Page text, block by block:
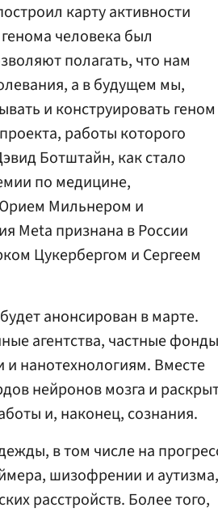
карту активности
человека был
полагать, что нам
а в будущем мы,
и конструировать геном
работы которого
Ботштайн, как стало
по медицине,
Мильнером и
Meta признана в России
Цукербергом и Сергеем
анонсирован в марте.
агентства, частные фонды
и нанотехнологиям. Вместе
нейронов мозга и
и, наконец, сознания.
в том числе на
шизофрении и аутизма,
расстройств. Более того,